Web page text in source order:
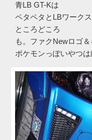
青LB GT-Kは
ペタペタとLBワーク
ところどころ
も。ファクNewロゴ
ポケモンっぽいやつ